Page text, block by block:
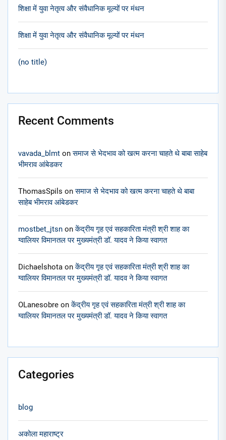
शिक्षा में युवा नेतृत्व और संवैधानिक मूल्यों पर मंथन
शिक्षा में युवा नेतृत्व और संवैधानिक मूल्यों पर मंथन
(no title)
Recent Comments
vavada_blmt onसमाज से भेदभाव को खत्म करना चाहते थे बाबा साहेब
भीमराव आंबेडकर
ThomasSpils onसमाज से भेदभाव को खत्म करना चाहते थे बाबा
साहेब भीमराव आंबेडकर
mostbet_jtsn onकेंद्रीय गृह एवं सहकारिता मंत्री श्री शाह का
ग्वालियर विमानतल पर मुख्यमंत्री डॉ. यादव ने किया स्वागत
Dichaelshota onकेंद्रीय गृह एवं सहकारिता मंत्री श्री शाह का
ग्वालियर विमानतल पर मुख्यमंत्री डॉ. यादव ने किया स्वागत
OLanesobre onकेंद्रीय गृह एवं सहकारिता मंत्री श्री शाह का
ग्वालियर विमानतल पर मुख्यमंत्री डॉ. यादव ने किया स्वागत
Categories
blog
अकोला महाराष्ट्र